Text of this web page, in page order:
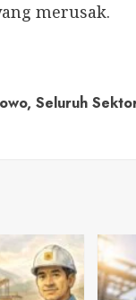
merusak.
Seluruh